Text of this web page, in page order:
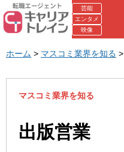
芸能
エンタメ
映像
ホーム > マスコミ業界を知る >
マスコミ業界を知る
出版営業